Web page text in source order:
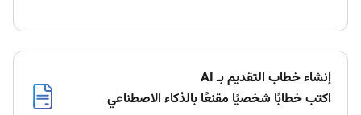
إنشاء خطاب التقديم بـ AI
اكتب خطابًا شخصيًا مقنعًا بالذكاء الاصطناعي